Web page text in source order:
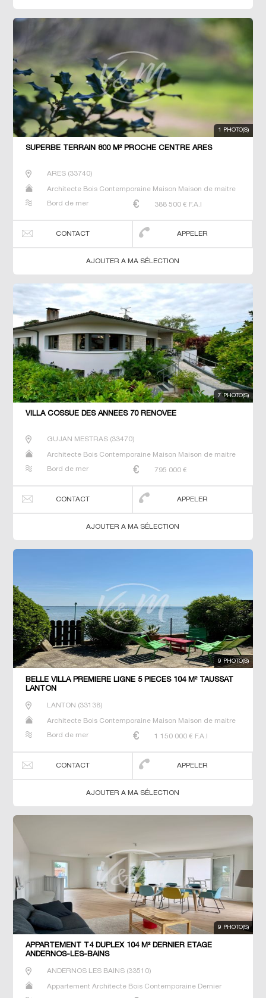
1 PHOTO(S)
SUPERBE TERRAIN 800 M² PROCHE CENTRE ARES
ARES(33740)
Architecte Bois Contemporaine Maison Maison de maitre
Bord de mer
388 500 € F.A.I
CONTACT APPELER
AJOUTER A MA SÉLECTION
7 PHOTO(S)
VILLA COSSUE DES ANNEES 70 RENOVEE
GUJAN MESTRAS(33470)
Architecte Bois Contemporaine Maison Maison de maitre
Bord de mer
795 000 €
CONTACT APPELER
AJOUTER A MA SÉLECTION
9 PHOTO(S)
BELLE VILLA PREMIERE LIGNE 5 PIECES 104 M² TAUSSAT
LANTON
LANTON (33138)
Architecte Bois Contemporaine Maison Maison de maitre
Bord de mer
1 150 000 € F.A.I
CONTACT APPELER
AJOUTER A MA SÉLECTION
9 PHOTO(S)
APPARTEMENT T4 DUPLEX 104 M² DERNIER ETAGE
ANDERNOS-LES-BAINS
ANDERNOS LES BAINS(33510)
Appartement Architecte Bois Contemporaine Dernier